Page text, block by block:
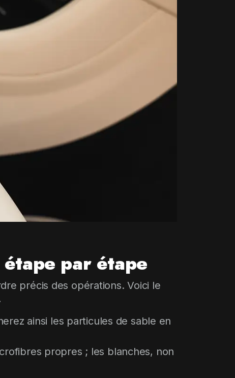
par étape
précis des opérations. Voici le
ainsi les particules de sable en
propres ; les blanches, non